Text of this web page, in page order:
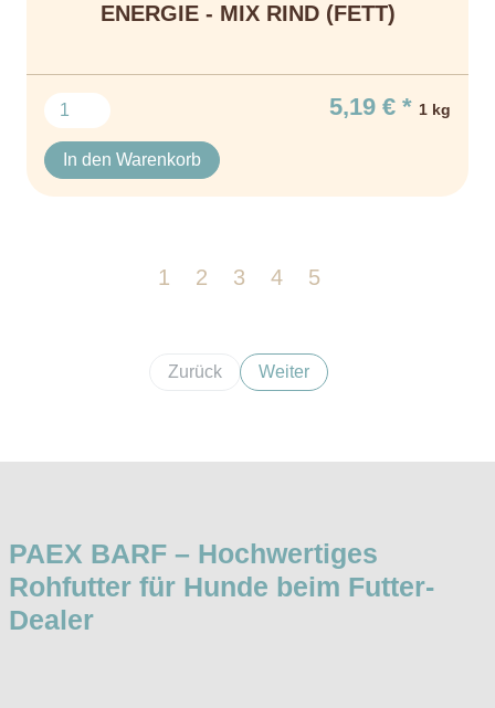
ENERGIE - MIX RIND (FETT)
5,19 € * 1 kg
In den Warenkorb
1 2 3 4 5
Zurück WeiterWeiter
PAEX BARF – Hochwertiges
Rohfutter für Hunde beim Futter-
Dealer